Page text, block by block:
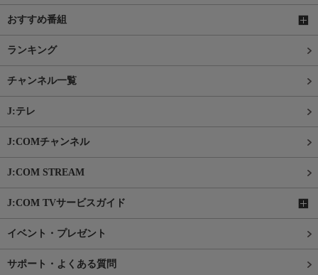
おすすめ番組
ランキング
チャンネル一覧
J:テレ
J:COMチャンネル
J:COM STREAM
J:COM TVサービスガイド
イベント・プレゼント
サポート・よくある質問